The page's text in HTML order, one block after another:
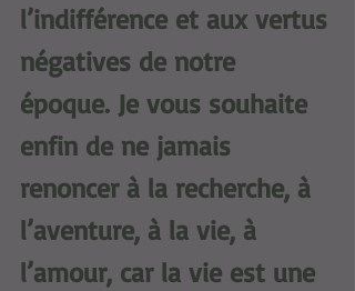
l’indifférence et aux vertus
négatives de notre
époque. Je vous souhaite
enfin de ne jamais
renoncer à la recherche, à
l’aventure, à la vie, à
l’amour, car la vie est une